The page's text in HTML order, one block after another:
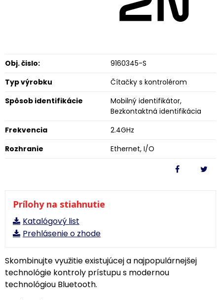
Obj. čislo:
9160345-S
Typ výrobku
Čítačky s kontrolérom
Spôsob identifikácie
Mobilný identifikátor,
Bezkontaktná identifikácia
Frekvencia
2.4GHz
Rozhranie
Ethernet, I/O
Prílohy na stiahnutie
Katalógový list
Prehlásenie o zhode
Skombinujte využitie existujúcej a najpopulárnejšej
technológie kontroly prístupu s modernou
technológiou Bluetooth.